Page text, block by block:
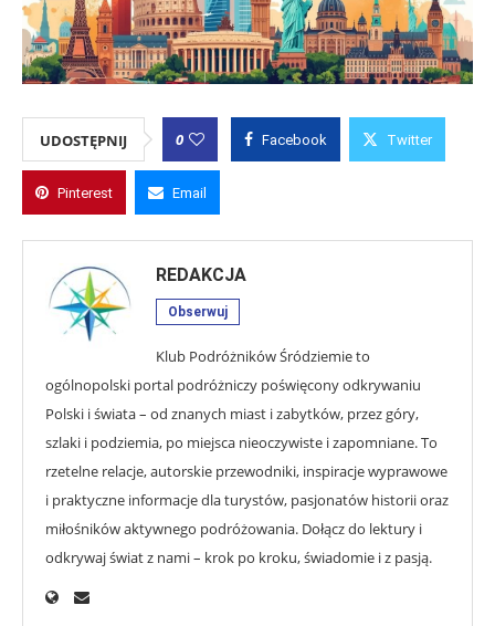
UDOSTĘPNIJ 0 Facebook Twitter
Pinterest Email
REDAKCJA
Obserwuj
Klub Podróżników Śródziemie to
ogólnopolski portal podróżniczy poświęcony odkrywaniu
Polski i świata – od znanych miast i zabytków, przez góry,
szlaki i podziemia, po miejsca nieoczywiste i zapomniane. To
rzetelne relacje, autorskie przewodniki, inspiracje wyprawowe
i praktyczne informacje dla turystów, pasjonatów historii oraz
miłośników aktywnego podróżowania. Dołącz do lektury i
odkrywaj świat z nami – krok po kroku, świadomie i z pasją.